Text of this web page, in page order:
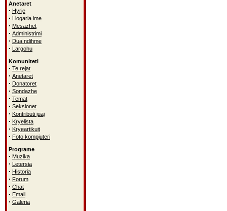
Anetaret
· Hyrje
· Llogaria ime
· Mesazhet
· Administrimi
· Dua ndihme
· Largohu
Komuniteti
· Te rejat
· Anetaret
· Donatoret
· Sondazhe
· Temat
· Seksionet
· Kontributi juaj
· Kryelista
· Kryeartikujt
· Foto kompjuteri
Programe
· Muzika
· Letersia
· Historia
· Forum
· Chat
· Email
· Galeria